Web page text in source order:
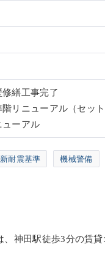
繕工事完了
階リニューアル（セッ
ューアル
新耐震基準 機械警備
神田駅徒歩3分の賃貸